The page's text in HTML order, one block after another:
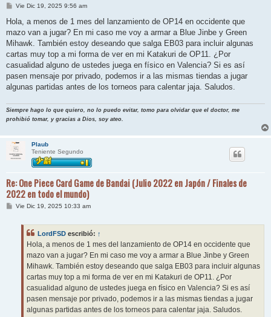
M
n
a
j
Vie Dic 19, 2025 9:56 am
Hola, a menos de 1 mes del lanzamiento de OP14 en occidente que
mazo van a jugar? En mi caso me voy a armar a Blue Jinbe y Green
Mihawk. También estoy deseando que salga EB03 para incluir algunas
cartas muy top a mi forma de ver en mi Katakuri de OP11. ¿Por
casualidad alguno de ustedes juega en físico en Valencia? Si es así
pasen mensaje por privado, podemos ir a las mismas tiendas a jugar
algunas partidas antes de los torneos para calentar jaja. Saludos.
Siempre hago lo que quiero, no lo puedo evitar, tomo para olvidar que el doctor, me
prohibió tomar, y gracias a Dios, soy ateo.
Plaub
Teniente Segundo
Re: One Piece Card Game de Bandai (Julio 2022 en Japón / Finales de
2022 en todo el mundo)
MVie Dic 19, 2025 10:33 am
LordFSD escribió: ↑
Hola, a menos de 1 mes del lanzamiento de OP14 en occidente que
mazo van a jugar? En mi caso me voy a armar a Blue Jinbe y Green
Mihawk. También estoy deseando que salga EB03 para incluir algunas
cartas muy top a mi forma de ver en mi Katakuri de OP11. ¿Por
casualidad alguno de ustedes juega en físico en Valencia? Si es así
pasen mensaje por privado, podemos ir a las mismas tiendas a jugar
algunas partidas antes de los torneos para calentar jaja. Saludos.